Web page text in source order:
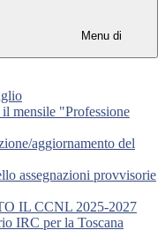
Menu di
mensile "Professione
aggiornamento del
assegnazioni provvisorie
IL CCNL 2025-2027
IRC per la Toscana